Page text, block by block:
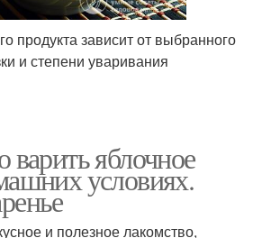
продукта зависит от выбранного
и степени уваривания
варить яблочное
условиях.
и полезное лакомство,